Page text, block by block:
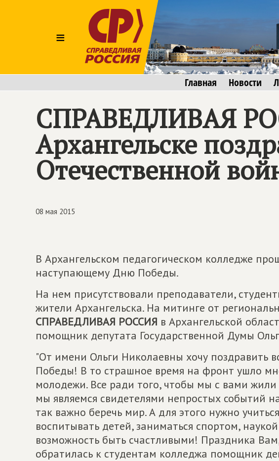
≡
Главная Новости
СПРАВЕДЛИВАЯ
Архангельске
Отечественной
08 мая 2015
В Архангельском педагогическом колледже
наступающему Дню Победы.
На нем присутствовали преподаватели,
жители Архангельска. На митинге от
СПРАВЕДЛИВАЯ РОССИЯ в Архангельской
помощник депутата Государственной Думы
"От имени Ольги Николаевны хочу поздравить
Победы! В то страшное время на фронт ушло
молодежи. Все ради того, чтобы мы с вами
мы являемся свидетелями непростых событий
так важно беречь мир. А для этого нужно
воспитывать детей, заниматься спортом,
возможность быть счастливыми! Праздника
обратилась к студентам колледжа помощник